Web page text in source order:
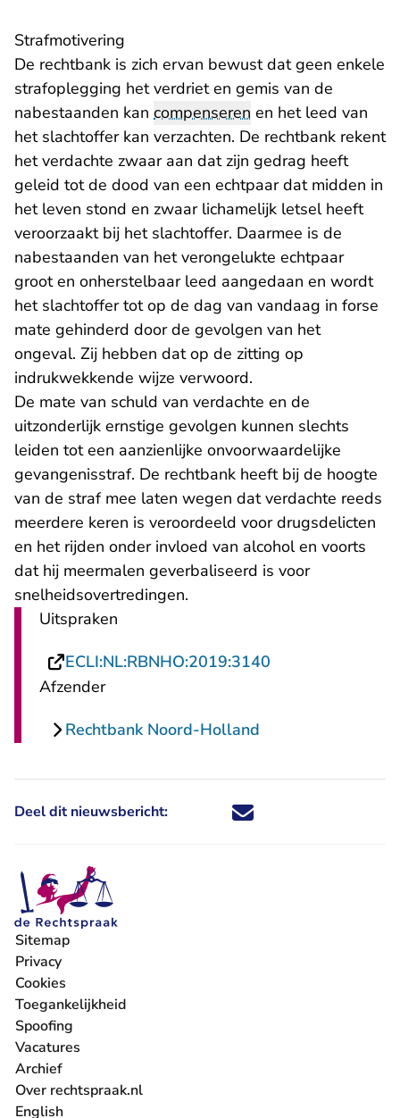
Strafmotivering
De rechtbank is zich ervan bewust dat geen enkele
strafoplegging het verdriet en gemis van de
nabestaanden kan compenseren en het leed van
het slachtoffer kan verzachten. De rechtbank rekent
het verdachte zwaar aan dat zijn gedrag heeft
geleid tot de dood van een echtpaar dat midden in
het leven stond en zwaar lichamelijk letsel heeft
veroorzaakt bij het slachtoffer. Daarmee is de
nabestaanden van het verongelukte echtpaar
groot en onherstelbaar leed aangedaan en wordt
het slachtoffer tot op de dag van vandaag in forse
mate gehinderd door de gevolgen van het
ongeval. Zij hebben dat op de zitting op
indrukwekkende wijze verwoord.
De mate van schuld van verdachte en de
uitzonderlijk ernstige gevolgen kunnen slechts
leiden tot een aanzienlijke onvoorwaardelijke
gevangenisstraf. De rechtbank heeft bij de hoogte
van de straf mee laten wegen dat verdachte reeds
meerdere keren is veroordeeld voor drugsdelicten
en het rijden onder invloed van alcohol en voorts
dat hij meermalen geverbaliseerd is voor
snelheidsovertredingen.
Uitspraken
ECLI:NL:RBNHO:2019:3140
Afzender
Rechtbank Noord-Holland
Deel dit nieuwsbericht: Deel dit nieuwsbericht via X -
Deel dit nieuwsbericht via
Deel dit nieuwsbericht
Deel dit
Sitemap
Privacy
Cookies
Toegankelijkheid
Spoofing
Vacatures
- U verlaat Rechtspraak.nl
Archief
Over rechtspraak.nl
English